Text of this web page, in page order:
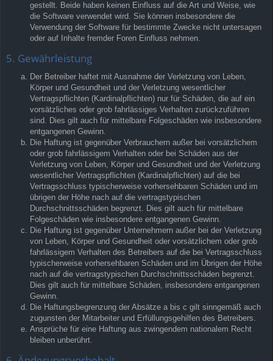
gestellt. Beide haben keinen Einfluss auf die Art und Weise, wie
die Software verwendet wird. Sie können insbesondere die
Verwendung der Software für bestimmte Zwecke nicht untersagen
oder auf Inhalte fremder Foren Einfluss nehmen.
5. Gewährleistung
Der Betreiber haftet mit Ausnahme der Verletzung von Leben,
Körper und Gesundheit und der Verletzung wesentlicher
Vertragspflichten (Kardinalpflichten) nur für Schäden, die auf ein
vorsätzliches oder grob fahrlässiges Verhalten zurückzuführen
sind. Dies gilt auch für mittelbare Folgeschäden wie insbesondere
entgangenen Gewinn.
Die Haftung ist gegenüber Verbrauchern außer bei vorsätzlichem
oder grob fahrlässigem Verhalten oder bei Schäden aus der
Verletzung von Leben, Körper und Gesundheit und der Verletzung
wesentlicher Vertragspflichten (Kardinalpflichten) auf die bei
Vertragsschluss typischerweise vorhersehbaren Schäden und im
übrigen der Höhe nach auf die vertragstypischen
Durchschnittsschäden begrenzt. Dies gilt auch für mittelbare
Folgeschäden wie insbesondere entgangenen Gewinn.
Die Haftung ist gegenüber Unternehmern außer bei der Verletzung
von Leben, Körper und Gesundheit oder vorsätzlichem oder grob
fahrlässigem Verhalten des Betreibers auf die bei Vertragsschluss
typischerweise vorhersehbaren Schäden und im Übrigen der Höhe
nach auf die vertragstypischen Durchschnittsschäden begrenzt.
Dies gilt auch für mittelbare Schäden, insbesondere entgangenen
Gewinn.
Die Haftungsbegrenzung der Absätze a bis c gilt sinngemäß auch
zugunsten der Mitarbeiter und Erfüllungsgehilfen des Betreibers.
Ansprüche für eine Haftung aus zwingendem nationalem Recht
bleiben unberührt.